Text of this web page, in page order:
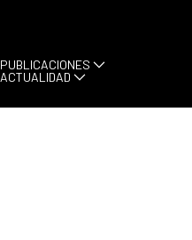
PUBLICACIONES
ACTUALIDAD